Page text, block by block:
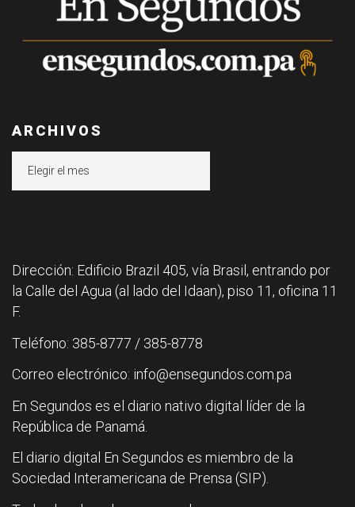
ARCHIVOS
Dirección: Edificio Brazil 405, vía Brasil, entrando por
la Calle del Agua (al lado del Idaan), piso 11, oficina 11
F.
Teléfono: 385-8777 / 385-8778
Correo electrónico: info@ensegundos.com.pa
En Segundos es el diario nativo digital líder de la
República de Panamá.
El diario digital En Segundos es miembro de la
Sociedad Interamericana de Prensa (SIP).